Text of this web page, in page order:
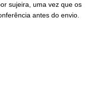
sujeira, uma vez que os
antes do envio.